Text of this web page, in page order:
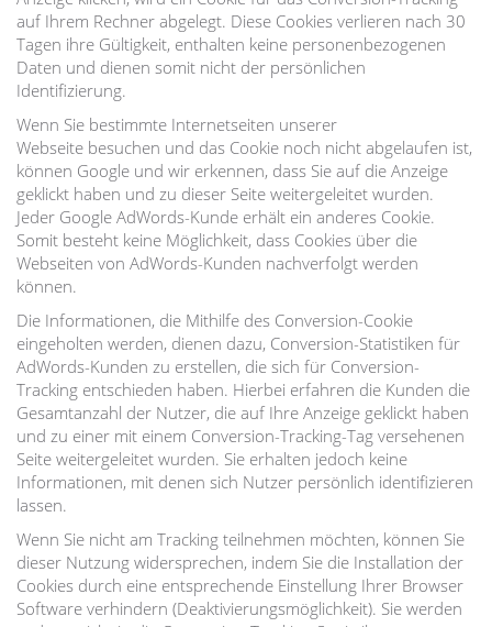
auf Ihrem Rechner abgelegt. Diese Cookies verlieren nach 30
Tagen ihre Gültigkeit, enthalten keine personenbezogenen
Daten und dienen somit nicht der persönlichen
Identifizierung.
Wenn Sie bestimmte Internetseiten unserer
Webseite besuchen und das Cookie noch nicht abgelaufen ist,
können Google und wir erkennen, dass Sie auf die Anzeige
geklickt haben und zu dieser Seite weitergeleitet wurden.
Jeder Google AdWords-Kunde erhält ein anderes Cookie.
Somit besteht keine Möglichkeit, dass Cookies über die
Webseiten von AdWords-Kunden nachverfolgt werden
können.
Die Informationen, die Mithilfe des Conversion-Cookie
eingeholten werden, dienen dazu, Conversion-Statistiken für
AdWords-Kunden zu erstellen, die sich für Conversion-
Tracking entschieden haben. Hierbei erfahren die Kunden die
Gesamtanzahl der Nutzer, die auf Ihre Anzeige geklickt haben
und zu einer mit einem Conversion-Tracking-Tag versehenen
Seite weitergeleitet wurden. Sie erhalten jedoch keine
Informationen, mit denen sich Nutzer persönlich identifizieren
lassen.
Wenn Sie nicht am Tracking teilnehmen möchten, können Sie
dieser Nutzung widersprechen, indem Sie die Installation der
Cookies durch eine entsprechende Einstellung Ihrer Browser
Software verhindern (Deaktivierungsmöglichkeit). Sie werden